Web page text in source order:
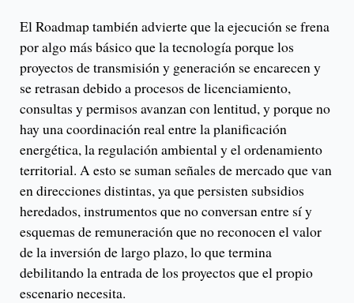
El Roadmap también advierte que la ejecución se frena
por algo más básico que la tecnología porque los
proyectos de transmisión y generación se encarecen y
se retrasan debido a procesos de licenciamiento,
consultas y permisos avanzan con lentitud, y porque no
hay una coordinación real entre la planificación
energética, la regulación ambiental y el ordenamiento
territorial. A esto se suman señales de mercado que van
en direcciones distintas, ya que persisten subsidios
heredados, instrumentos que no conversan entre sí y
esquemas de remuneración que no reconocen el valor
de la inversión de largo plazo, lo que termina
debilitando la entrada de los proyectos que el propio
escenario necesita.